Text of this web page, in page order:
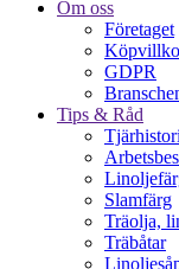
Om oss
Företaget
GDPR
Tips & Råd
Slamfärg
Träolja,
Träbåtar